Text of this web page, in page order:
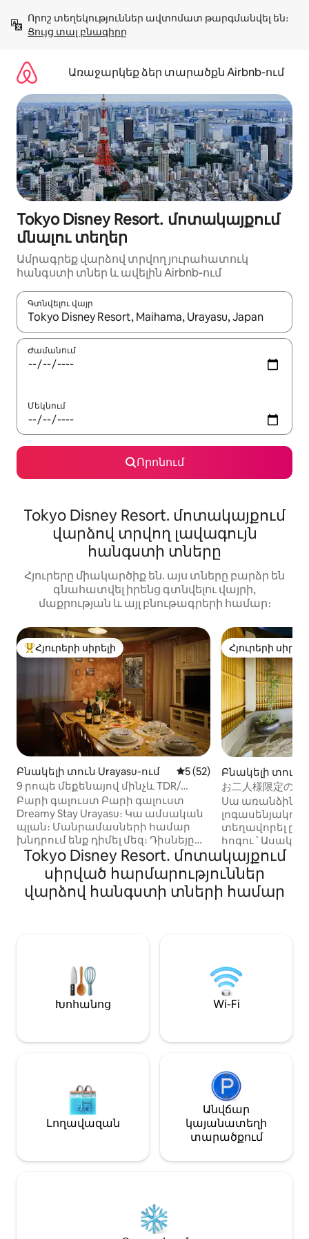
բովանդակությանը
Ցույց տալ բնագիրը
Առաջարկեք ձեր տարածքն Airbnb-ում
Tokyo Disney Resort․ մոտակայքում
մնալու տեղեր
Ամրագրեք վարձով տրվող յուրահատուկ
հանգստի տներ և ավելին Airbnb-ում
Գտնվելու վայր
Երբ արդյունքները հասանելի լինեն, սլաքների
Ժամանում
Մեկնում
Որոնում
Tokyo Disney Resort. մոտակայքում
վարձով տրվող լավագույն
հանգստի տները
Հյուրերը միակարծիք են. այս տները բարձր են
գնահատվել իրենց գտնվելու վայրի,
մաքրության և այլ բնութագրերի համար։
Հյուրերի սիրելի լավագույն տները
Հյուրերի սիրելի
Բնակելի տուն Urayasu-ում Միջին վարկանիշը՝ 5-
5 (52)
9 րոպե մեքենայով մինչև TDR/
ամբողջ տան վարձակալություն
8/19-9/18 ￥300 000
Բարի գալուստ Բարի գալուստ
Dreamy Stay Urayasu։ Կա ամսական
պլան։ Մանրամասների համար
խնդրում ենք դիմել մեզ։ Դիսնեյը
մեքենայով 9 րոպե, ավտոբուսով՝
17 րոպե հեռավորության վրա է։ Սա
ամբողջությամբ վարձակալվող
առանձնատուն է, որը գտնվում է
երկրի շարունակությունը։ (Կա
նաև 30-օրյա երկարաժամկետ
մնալու շահավետ պլան։ Խնդրում
ենք կապվել մեզ հետ։) ■
մեքենայի անվճար կայանատեղի
<Տաքսի> Ուրայի կայարան՝ 8 րոպե
Շինուրայի կայարանից 7 րոպե
<Ավտոբուս> Ամենամոտ
ավտոբուսի կանգառը գտնվում է 5
վրա (2 երթուղի) Ավտոբուսով 10
Տոկիոյի կայարան՝ 20 րոպե Ուրայի
կայարանից Ակիհաբարա
կայարան՝ 28 րոպե Ասակուսա
Հյուրերի
Հյուրերի
Բնակելի տուն
ում
お二人様限定の露
風のラグジュアリ
観光拠点 >柳通り
Սա առանձին
տեղավորել
հոգու ՝
ոտքով 11 րոպե
վրա ։ Առաջին հարկում կա
հյուրասենյակ,
հարկում ՝ նոճի
այցելելու
Մոտակայքում
հարմարավետ
սրճարաններ
նաև ազատորեն
էլեկտրական
🚶‍♀️Ասակուսա
գիծ )՝ մոտ 11
Ասակուսա
էքսպրես )՝ 9
Ակիհաբարա ՝
Tokyo Disney Resort․ մոտակայքում
սիրված հարմարություններ
վարձով հանգստի տների համար
Խոհանոց Wi-Fi
Լողավազան
Անվճար
կայանատեղի
տարածքում